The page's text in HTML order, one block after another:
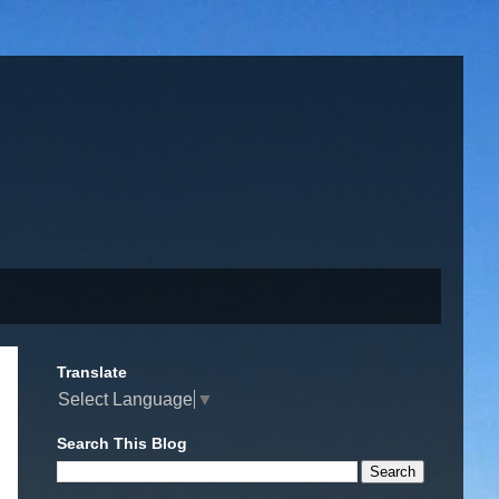
Translate
Select Language ▼
Search This Blog